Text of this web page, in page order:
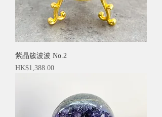
紫晶簇波波 No.2
價格
HK$1,388.00